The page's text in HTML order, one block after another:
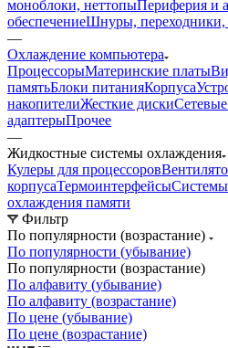
моноблоки, неттопыПериферия и
обеспечениеШнуры, переходники,
—
Охлаждение компьютера
ПроцессорыМатеринские платы
памятьБлоки питанияКорпуса
накопителиЖесткие диски
адаптерыПрочее
—
Жидкостные системы охлаждения
Кулеры для процессоров
корпусаТермоинтерфейсы
охлаждения памяти
Фильтр
По популярности (возрастание)
По популярности (убывание)
По популярности (возрастание)
По алфавиту (убывание)
По алфавиту (возрастание)
По цене (убывание)
По цене (возрастание)